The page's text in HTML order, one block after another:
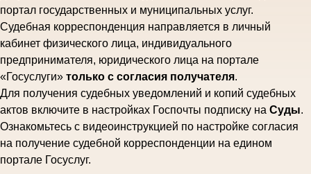
портал государственных и муниципальных услуг.
Судебная корреспонденция направляется в личный
кабинет физического лица, индивидуального
предпринимателя, юридического лица на портале
«Госуслуги» только с согласия получателя.
Для получения судебных уведомлений и копий судебных
актов включите в настройках Госпочты подписку на Суды.
Ознакомьтесь с видеоинструкцией по настройке согласия
на получение судебной корреспонденции на едином
портале Госуслуг.